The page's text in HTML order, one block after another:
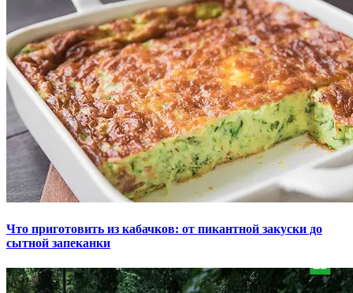
Что приготовить из кабачков: от пикантной закуски до
сытной запеканки